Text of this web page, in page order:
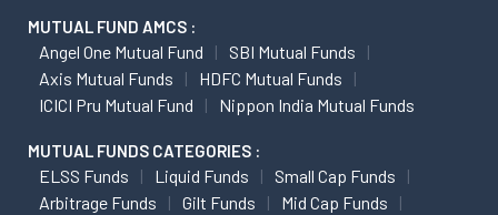
MUTUAL FUND AMCS :
Angel One Mutual Fund
SBI Mutual Funds
Axis Mutual Funds
HDFC Mutual Funds
ICICI Pru Mutual Fund
Nippon India Mutual Funds
MUTUAL FUNDS CATEGORIES :
ELSS Funds Liquid Funds
Small Cap Funds
Arbitrage Funds
Gilt Funds
Mid Cap Funds